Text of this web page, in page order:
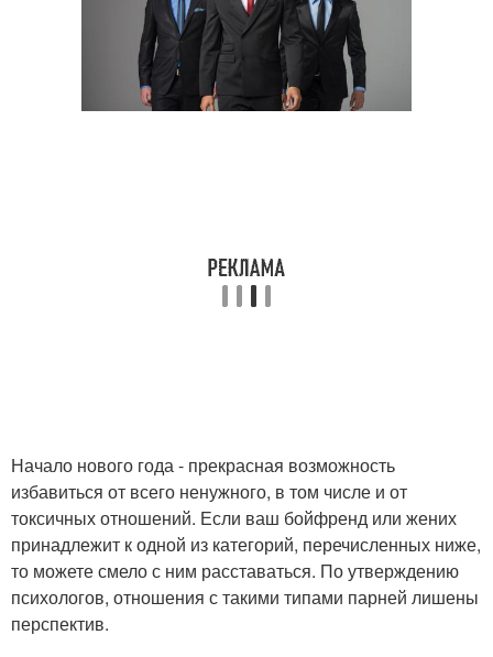
Начало нового года - прекрасная возможность
избавиться от всего ненужного, в том числе и от
токсичных отношений. Если ваш бойфренд или жених
принадлежит к одной из категорий, перечисленных ниже,
то можете смело с ним расставаться. По утверждению
психологов, отношения с такими типами парней лишены
перспектив.